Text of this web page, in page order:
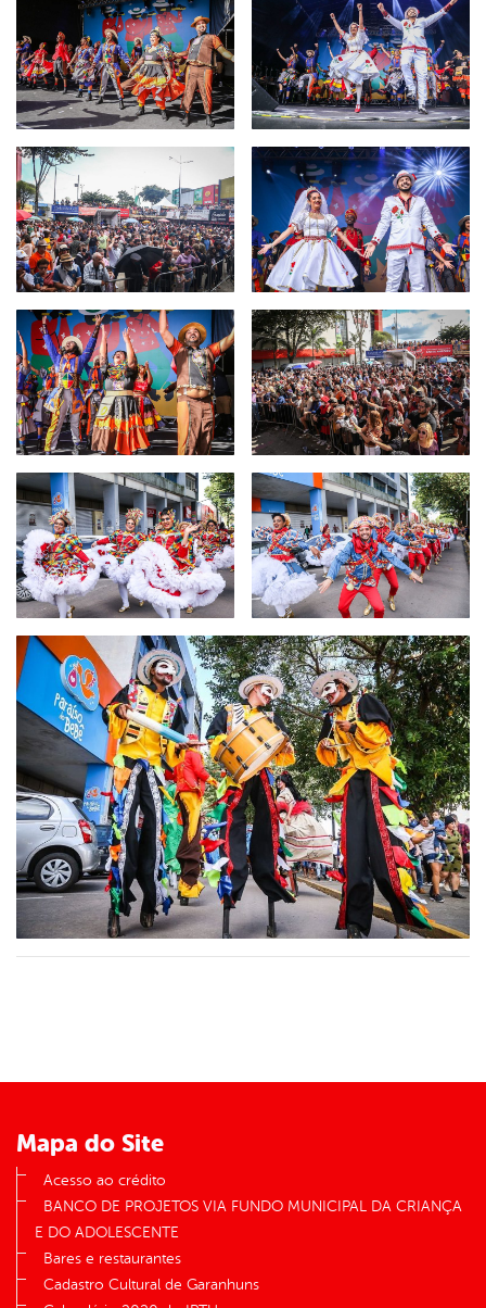
Mapa do Site
Acesso ao crédito
BANCO DE PROJETOS VIA FUNDO MUNICIPAL DA CRIANÇA
E DO ADOLESCENTE
Bares e restaurantes
Cadastro Cultural de Garanhuns